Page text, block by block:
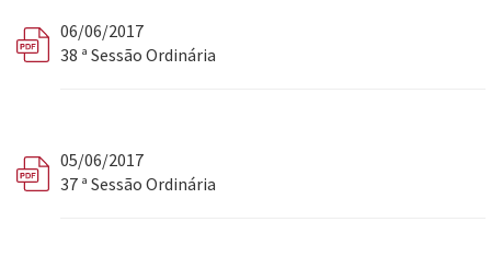
06/06/2017
38 ª Sessão Ordinária
05/06/2017
37 ª Sessão Ordinária